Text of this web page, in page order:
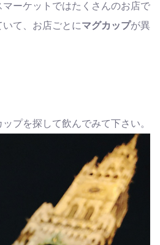
マーケットではたくさんのお店で
て、お店ごとにマグカップが異
プを探して飲んでみて下さい。